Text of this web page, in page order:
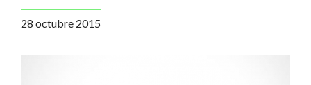
28 octubre 2015